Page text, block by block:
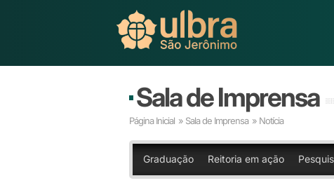
Sala de Imprensa
Página Inicial » Sala de Imprensa » Notícia
Graduação Reitoria em ação